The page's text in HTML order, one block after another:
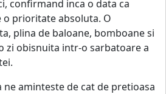
confirmand inca o data ca
prioritate absoluta. O
plina de baloane, bomboane si
zi obisnuita intr-o sarbatoare a
ne aminteste de cat de pretioasa